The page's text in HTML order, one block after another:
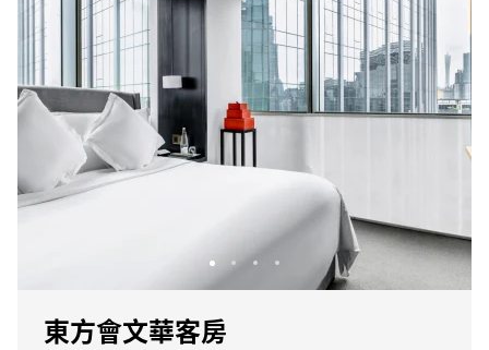
東方會文華客房